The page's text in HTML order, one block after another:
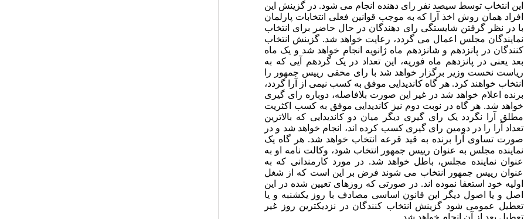
این‏ انتخاب‏ توسط سیصد نفر رای‏ دهنده‏ انجام‏ می‏ شود. در گزینش‏ این‏
افراد همان‏ روش‏ اخذ آرا که‏ به‏ موجب‏ قوانین‏ فعلی‏ انتخابات‏ پارلمان‏
با در نظر گرفتن‏ شایستگی‏ رای‏ دهندگان‏ در حال‏ حاضر برای‏ انتخاب‏
نمایندگان‏ مجلس‏ اعمال‏ می‏ گردد، رعایت‏ خواهد شد. گزینش‏ انتخاب‏
کنندگان‏ در پانزدهم‏ و شانزدهم‏ ماه‏ ژانویه‏ انجام‏ خواهد شد و یک‏ ماه‏
بعد یعنی‏ در پانزدهم‏ ماه‏ فوریه‏، این‏ تعداد در یک‏ گردهم‏ آیی‏ که‏ به‏
ریاست‏ نخست‏ وزیر برگزار خواهد شد با رای‏ مخفی‏ رییس‏ جمهور را
انتخاب‏ خواهند کرد. هر گاه‏ کاندیدایی‏ موفق‏ به‏ کسب‏ نیمی‏ از آرا گردد،
برنده‏ اعلام‏ خواهد شد در غیر این‏ صورت‏ بلافاصله‏، دوباره‏ رای‏ گیری‏
خواهد شد. هر گاه‏ در نوبت‏ دوم‏ نیز کاندیدایی‏ موفق‏ به‏ کسب‏ اکثریت‏
مطلق‏ آرا نگردد یک‏ رای‏ گیری‏ دیگر میان‏ دو کاندیدایی‏ که‏ بالاترین‏
تعداد آرا را در دومین‏ رای‏ گیری‏ کسب‏ کرده‏ اند، انجام‏ خواهد شد و در
صورت‏ تساوی‏ آرا برنده‏ به‏ قید قرعه‏ انتخاب‏ خواهد شد. هر گاه‏ یک‏
نماینده‏ مجلس‏ به‏ عنوان‏ رییس‏ جمهور انتخاب‏ شود، وکالت‏ نامه‏ او به‏
عنوان‏ نماینده‏ مجلس‏، باطل‏ خواهد شد. در مورد کارمندانی‏ که‏ به‏
عنوان‏ رییس‏ جمهور انتخاب‏ می‏ شوند فرض‏ بر این‏ است‏ که‏ از شغل‏
اولیه‏ خود استعفا نموده‏ اند. در صورتی‏ که‏ روزهای‏ تعیین‏ شده‏ در این‏
اصل‏ و یا اصول‏ دیگر این‏ قانون‏ اساسی‏ مصادف‏ با روز یکشنبه‏ و یا
تعطیل‏ عمومی‏ شود گزینش‏ انتخاب‏ کنندگان‏ در نزدیکترین‏ روز غیر
تعطیل‏ بعد از آن‏ انجام‏ خواهد شد.